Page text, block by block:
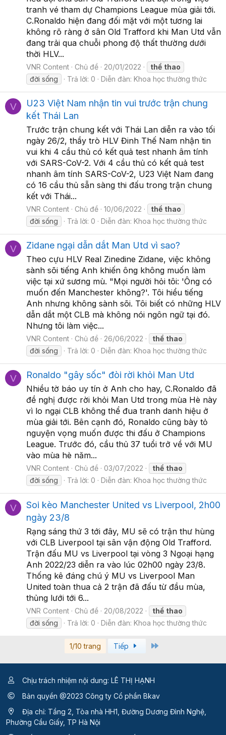
tranh vé tham dự Champions League mùa giải tới.
C.Ronaldo hiện đang đối mặt với một tương lai
không rõ ràng ở sân Old Trafford khi Man Utd vẫn
đang trải qua chuỗi phong độ thất thường dưới
thời HLV...
VNR Content Chủ đề 20/01/2022 thể thao
đời sống
Trả lời: 0 Diễn đàn: Khoa học thường thức
V
U23 Việt Nam nhận tin vui trước trận chung
kết Thái Lan
Trước trận chung kết với Thái Lan diễn ra vào tối
ngày 26/2, thầy trò HLV Đinh Thế Nam nhận tin
vui khi 4 cầu thủ có kết quả test nhanh âm tính
với SARS-CoV-2. Với 4 cầu thủ có kết quả test
nhanh âm tính SARS-CoV-2, U23 Việt Nam đang
có 16 cầu thủ sẵn sàng thi đấu trong trận chung
kết với Thái...
VNR Content Chủ đề 10/06/2022 thể thao
đời sống
Trả lời: 0 Diễn đàn: Khoa học thường thức
V Zidane ngại dẫn dắt Man Utd vì sao?
Theo cựu HLV Real Zinedine Zidane, việc không
sành sõi tiếng Anh khiến ông không muốn làm
việc tại xứ sương mù. "Mọi người hỏi tôi: 'Ông có
muốn đến Manchester không?'. Tôi hiểu tiếng
Anh nhưng không sành sõi. Tôi biết có những HLV
dẫn dắt một CLB mà không nói ngôn ngữ tại đó.
Nhưng tôi làm việc...
VNR Content Chủ đề 26/06/2022 thể thao
đời sống
Trả lời: 0 Diễn đàn: Khoa học thường thức
V Ronaldo "gây sốc" đòi rời khỏi Man Utd
Nhiều tờ báo uy tín ở Anh cho hay, C.Ronaldo đã
đề nghị được rời khỏi Man Utd trong mùa Hè này
vì lo ngại CLB không thể đua tranh danh hiệu ở
mùa giải tới. Bên cạnh đó, Ronaldo cũng bày tỏ
nguyện vọng muốn được thi đấu ở Champions
League. Trước đó, cầu thủ 37 tuổi trở về với MU
vào mùa hè năm...
VNR Content Chủ đề 03/07/2022 thể thao
đời sống
Trả lời: 0 Diễn đàn: Khoa học thường thức
V
Soi kèo Manchester United vs Liverpool, 2h00
ngày 23/8
Rạng sáng thứ 3 tới đây, MU sẽ có trận thư hùng
với CLB Liverpool tại sân vận động Old Trafford.
Trận đấu MU vs Liverpool tại vòng 3 Ngoại hạng
Anh 2022/23 diễn ra vào lúc 02h00 ngày 23/8.
Thống kê đáng chú ý MU vs Liverpool Man
United toàn thua cả 2 trận đã đấu từ đầu mùa,
thủng lưới tới 6...
VNR Content Chủ đề 20/08/2022 thể thao
đời sống
Trả lời: 0 Diễn đàn: Khoa học thường thức
1/10 trang Tiếp
Chịu trách nhiệm nội dung: LÊ THỊ HẠNH
Bản quyền @2023 Công ty Cổ phần Bkav
Địa chỉ: Tầng 2, Tòa nhà HH1, Đường Dương Đình Nghệ,
Phường Cầu Giấy, TP Hà Nội